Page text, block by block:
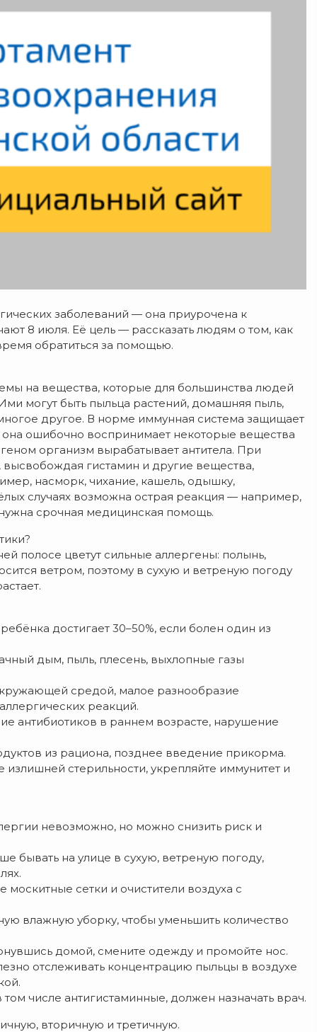
заболеваний — она приурочена к
8 июля. Её цель — рассказать людям о том, как
обратиться за помощью.
на вещества, которые для большинства людей
могут быть пыльца растений, домашняя пыль,
другое. В норме иммунная система защищает
ошибочно воспринимает некоторые вещества
организм вырабатывает антитела. При
высвобождая гистамин и другие вещества,
насморк, чихание, кашель, одышку,
случаях возможна острая реакция — например,
срочная медицинская помощь.
полосе цветут сильные аллергены: полынь,
ветром, поэтому в сухую и ветреную погоду
достигает 30–50%, если болен один из
дым, пыль, плесень, выхлопные газы
средой, малое разнообразие
реакций.
антибиотиков в раннем возрасте, нарушение
из рациона, позднее введение прикорма.
стерильности, укрепляйте иммунитет и
невозможно, но можно снизить риск и
бывать на улице в сухую, ветреную погоду,
сетки и очистители воздуха с
влажную уборку, чтобы уменьшить количество
домой, смените одежду и промойте нос.
отслеживать концентрацию пыльцы в воздухе
числе антигистаминные, должен назначать врач.
вторичную и третичную.